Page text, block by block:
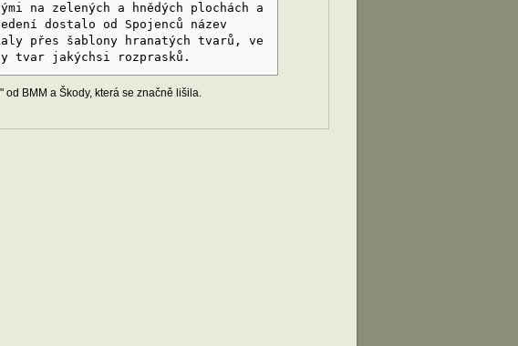
na zelených a hnědých plochách a
dostalo od Spojenců název
přes šablony hranatých tvarů, ve
tvar jakýchsi rozprasků.
BMM a Škody, která se značně lišila.